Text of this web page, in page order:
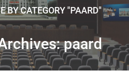
BY CATEGORY "PAARD"
paard